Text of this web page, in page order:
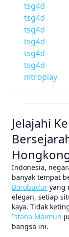
tsg4d
tsg4d
tsg4d
tsg4d
tsg4d
tsg4d
nitroplay
Jelajahi
Indonesia,
banyak tempat
Borobudur yang
elegan, setiap
kaya. Tidak
Istana Maimun
bangsa ini.